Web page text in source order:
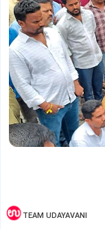
TEAM UDAYAVANI